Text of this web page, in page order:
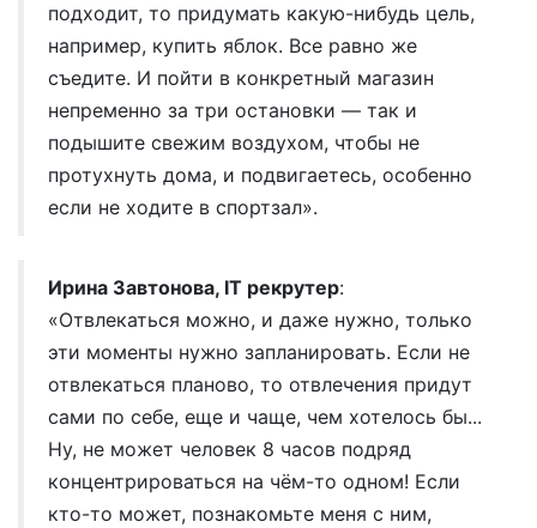
подходит, то придумать какую-нибудь цель,
например, купить яблок. Все равно же
съедите. И пойти в конкретный магазин
непременно за три остановки — так и
подышите свежим воздухом, чтобы не
протухнуть дома, и подвигаетесь, особенно
если не ходите в спортзал».
Ирина Завтонова, IT рекрутер:
«Отвлекаться можно, и даже нужно, только
эти моменты нужно запланировать. Если не
отвлекаться планово, то отвлечения придут
сами по себе, еще и чаще, чем хотелось бы...
Ну, не может человек 8 часов подряд
концентрироваться на чём-то одном! Если
кто-то может, познакомьте меня с ним,